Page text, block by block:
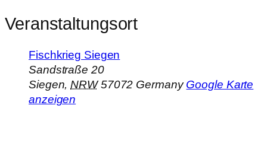
Veranstaltungsort
Fischkrieg Siegen
Sandstraße 20
Siegen, NRW 57072 Germany Google Karte
anzeigen